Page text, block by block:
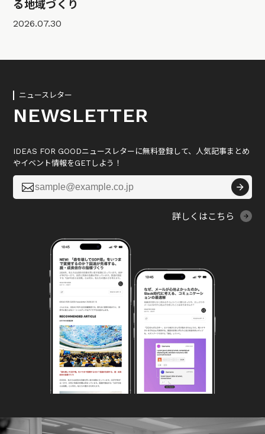
る地域づくり
2026.07.30
ニュースレター
NEWSLETTER
IDEAS FOR GOODニュースレターに無料登録して、人気記事まとめ
やイベント情報をGETしよう！

詳しくはこちら